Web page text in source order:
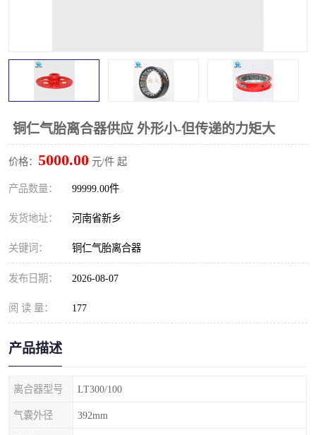
铜仁气胎离合器供应 外形小-但传递的力矩大
价格： 5000.00 元/件 起
产品数量： 99999.00件
发货地址： 河南省新乡
关键词： 铜仁气胎离合器
发布日期： 2026-08-07
阅 读 量： 177
产品描述
离合器型号 LT300/100
气囊外径 392mm